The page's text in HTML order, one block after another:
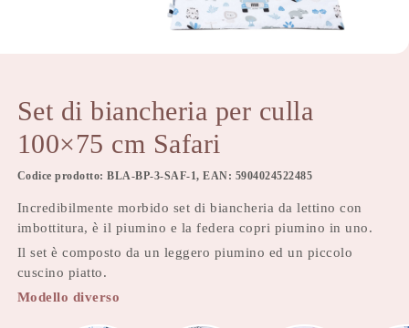
Set di biancheria per culla
100×75 cm Safari
Codice prodotto: BLA-BP-3-SAF-1, EAN: 5904024522485
Incredibilmente morbido set di biancheria da lettino con
imbottitura, è il piumino e la federa copri piumino in uno.
Il set è composto da un leggero piumino ed un piccolo
cuscino piatto.
Modello diverso